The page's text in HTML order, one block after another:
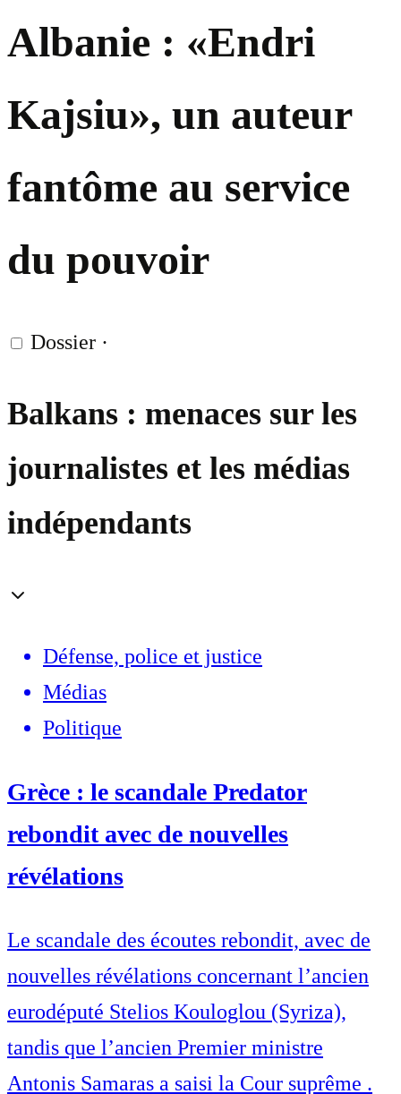
Albanie : «Endri
Kajsiu», un auteur
fantôme au service
du pouvoir
Dossier ·
Balkans : menaces sur les
journalistes et les médias
indépendants
Défense, police et justice
Médias
Politique
Grèce : le scandale Predator
rebondit avec de nouvelles
révélations
Le scandale des écoutes rebondit, avec de
nouvelles révélations concernant l’ancien
eurodéputé Stelios Kouloglou (Syriza),
tandis que l’ancien Premier ministre
Antonis Samaras a saisi la Cour suprême .